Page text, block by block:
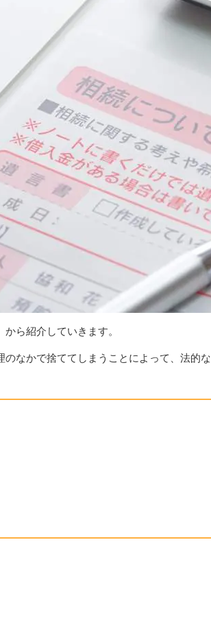
ら紹介していきます。
なかで捨ててしまうことによって、法的